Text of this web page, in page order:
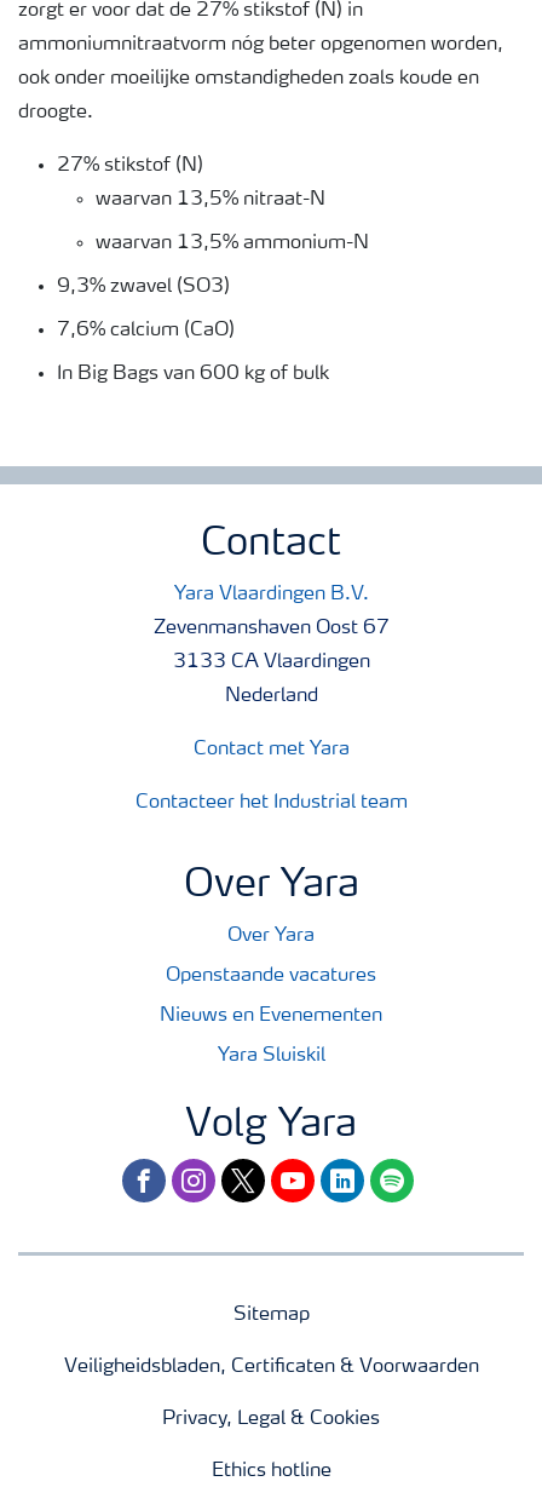
zorgt er voor dat de 27% stikstof (N) in
ammoniumnitraatvorm nóg beter opgenomen worden,
ook onder moeilijke omstandigheden zoals koude en
droogte.
27% stikstof (N)
waarvan 13,5% nitraat-N
waarvan 13,5% ammonium-N
9,3% zwavel (SO3)
7,6% calcium (CaO)
In Big Bags van 600 kg of bulk
Contact
Yara Vlaardingen B.V.
Zevenmanshaven Oost 67
3133 CA Vlaardingen
Nederland
Contact met Yara
Contacteer het Industrial team
Over Yara
Over Yara
Openstaande vacatures
Nieuws en Evenementen
Yara Sluiskil
Volg Yara
facebookinstagram
twitteryoutubelinkedinspotify
Sitemap
Veiligheidsbladen, Certificaten & Voorwaarden
Privacy, Legal & Cookies
Ethics hotline